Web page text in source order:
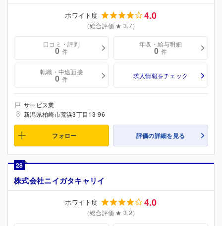
ホワイト度 4.0
（総合評価 ★ 3.7）
口コミ・評判
0 件
年収・給与明細
0 件
転職・中途面接
0 件 求人情報をチェック
サービス業
新潟県柏崎市荒浜3丁目13-96
フォロー 評価の詳細を見る
28
株式会社ニイガタキャリイ
ホワイト度 4.0
（総合評価 ★ 3.2）